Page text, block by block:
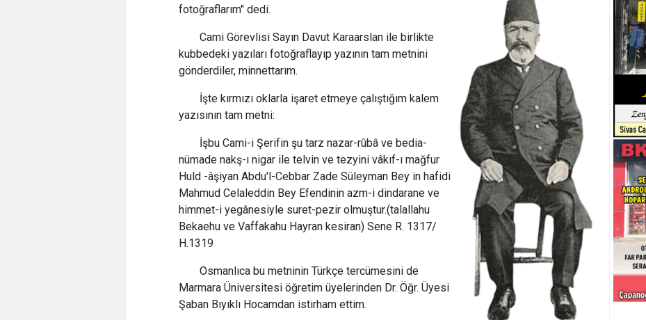
fotoğraflarım" dedi.
Cami Görevlisi Sayın Davut Karaarslan ile birlikte
kubbedeki yazıları fotoğraflayıp yazının tam metnini
gönderdiler, minnettarım.
İşte kırmızı oklarla işaret etmeye çalıştığım kalem
yazısının tam metni:
İşbu Cami-i Şerifin şu tarz nazar-rûbâ ve bedia-
nümade nakş-ı nigar ile telvin ve tezyini vâkıf-ı mağfur
Huld -âşiyan Abdu'l-Cebbar Zade Süleyman Bey in hafidi
Mahmud Celaleddin Bey Efendinin azm-i dindarane ve
himmet-i yegânesiyle suret-pezir olmuştur.(talallahu
Bekaehu ve Vaffakahu Hayran kesiran) Sene R. 1317/
H.1319
Osmanlıca bu metninin Türkçe tercümesini de
Marmara Üniversitesi öğretim üyelerinden Dr. Öğr. Üyesi
Şaban Bıyıklı Hocamdan istirham ettim.